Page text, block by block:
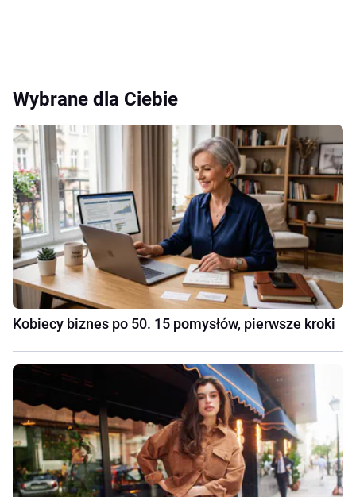
Wybrane dla Ciebie
Kobiecy biznes po 50. 15 pomysłów, pierwsze kroki